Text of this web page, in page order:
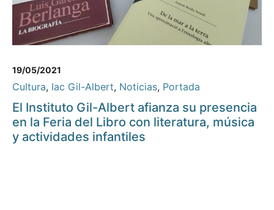
19/05/2021
Cultura, Iac Gil-Albert, Noticias, Portada
El Instituto Gil-Albert afianza su presencia
en la Feria del Libro con literatura, música
y actividades infantiles